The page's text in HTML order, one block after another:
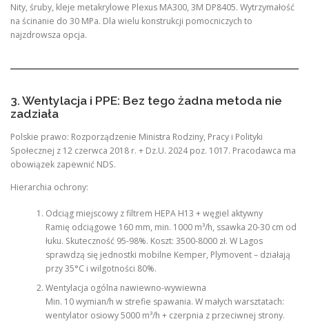
Nity, śruby, kleje metakrylowe Plexus MA300, 3M DP8405. Wytrzymałość
na ścinanie do 30 MPa. Dla wielu konstrukcji pomocniczych to
najzdrowsza opcja.
3. Wentylacja i PPE: Bez tego żadna metoda nie
zadziała
Polskie prawo: Rozporządzenie Ministra Rodziny, Pracy i Polityki
Społecznej z 12 czerwca 2018 r. + Dz.U. 2024 poz. 1017. Pracodawca ma
obowiązek zapewnić NDS.
Hierarchia ochrony:
Odciąg miejscowy z filtrem HEPA H13 + węgiel aktywny
Ramię odciągowe 160 mm, min. 1000 m³/h, ssawka 20-30 cm od
łuku. Skuteczność 95-98%. Koszt: 3500-8000 zł. W Lagos
sprawdzą się jednostki mobilne Kemper, Plymovent – działają
przy 35°C i wilgotności 80%.
Wentylacja ogólna nawiewno-wywiewna
Min. 10 wymian/h w strefie spawania. W małych warsztatach:
wentylator osiowy 5000 m³/h + czerpnia z przeciwnej strony.